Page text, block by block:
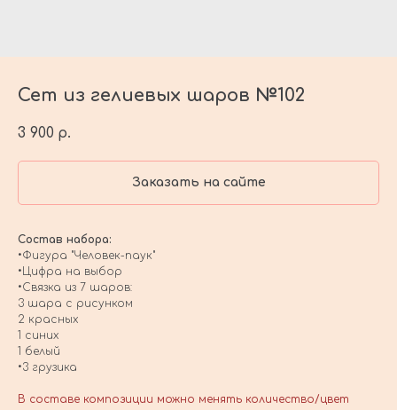
Сет из гелиевых шаров №102
3 900 р.
Заказать на сайте
Состав набора:
•Фигура "Человек-паук"
•Цифра на выбор
•Связка из 7 шаров:
3 шара с рисунком
2 красных
1 синих
1 белый
•3 грузика
В составе композиции можно менять количество/цвет